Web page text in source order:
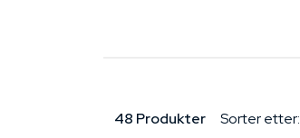
48 Produkter Sorter etter: